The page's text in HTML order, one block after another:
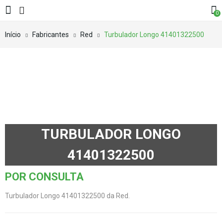
0
Início Fabricantes Red Turbulador Longo 41401322500
TURBULADOR LONGO
41401322500
POR CONSULTA
Turbulador Longo 41401322500 da Red.